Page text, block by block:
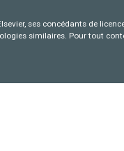
ses concédants de
similaires. Pour tout